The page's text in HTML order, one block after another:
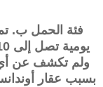
فئة الحمل ب.
ولم تكشف عن أي
بسبب عقار